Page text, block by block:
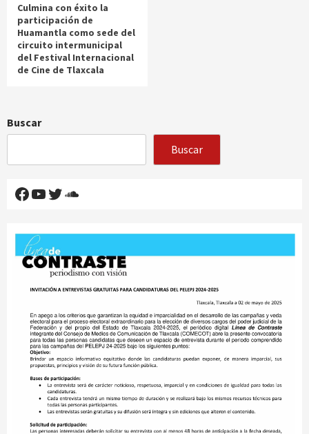
Culmina con éxito la
participación de
Huamantla como sede del
circuito intermunicipal
del Festival Internacional
de Cine de Tlaxcala
Buscar
Buscar
Facebook
YouTube
Twitter
SoundCloud